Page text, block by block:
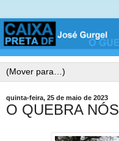
quinta-feira, 25 de maio de 2023
O QUEBRA NÓS